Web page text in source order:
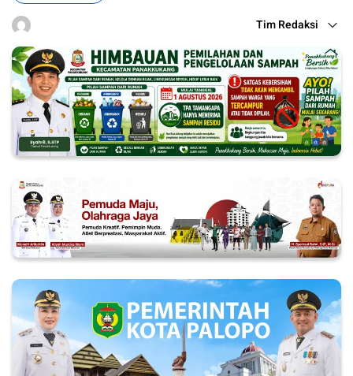
Tim Redaksi